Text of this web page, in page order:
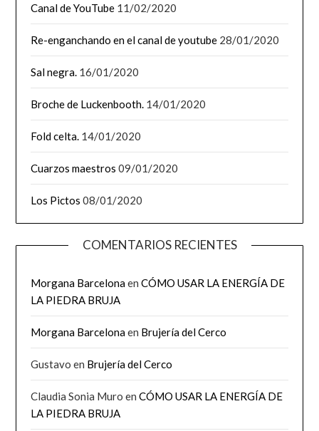
Canal de YouTube 11/02/2020
Re-enganchando en el canal de youtube 28/01/2020
Sal negra. 16/01/2020
Broche de Luckenbooth. 14/01/2020
Fold celta. 14/01/2020
Cuarzos maestros 09/01/2020
Los Pictos 08/01/2020
COMENTARIOS RECIENTES
Morgana BarcelonaenCÓMO USAR LA ENERGÍA DE
LA PIEDRA BRUJA
Morgana Barcelonaen Brujería del Cerco
Gustavo en Brujería del Cerco
Claudia Sonia Muro enCÓMO USAR LA ENERGÍA DE
LA PIEDRA BRUJA